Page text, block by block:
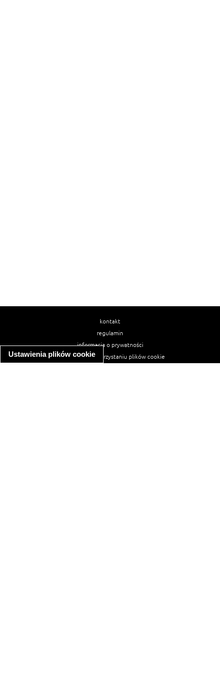
Ustawienia plików cookie
kontakt
regulamin
informacja o prywatności
informacja o wykorzystaniu plików cookie